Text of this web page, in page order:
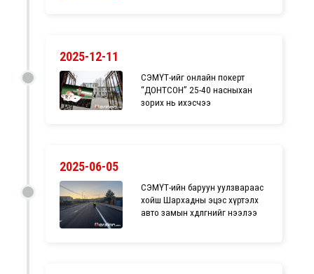
2025-12-11
СЭМҮТ-ийг онлайн покерт
“ДОНТСОН” 25-40 насныхан
зорих нь ихэсчээ
2025-06-05
СЭМҮТ-ийн баруун уулзвараас
хойш Шархадны эцэс хүртэлх
авто замын хөдөлгөөнийг нээлээ